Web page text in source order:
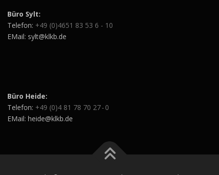
Büro Sylt:
Telefon: +49 (0)4651 83 53 6 - 10
EMail: sylt@klkb.de
Büro Heide:
Telefon: +49 (0)4 81 78 70 27 - 0
EMail: heide@klkb.de